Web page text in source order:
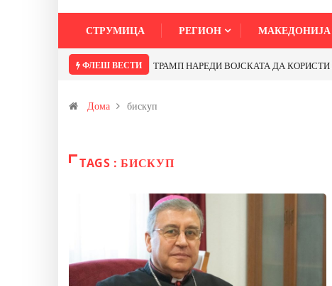
СТРУМИЦА РЕГИОН МАКЕДОНИЈА
ФЛЕШ ВЕСТИ ТРАМП НАРЕДИ ВОЈСКАТА ДА КОРИСТИ
Дома бискуп
TAGS : БИСКУП